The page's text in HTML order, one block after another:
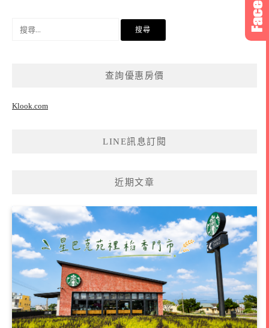
查詢優惠房價
Klook.com
LINE訊息訂閱
近期文章